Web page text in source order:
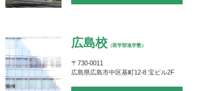
広島校 （医学部進学塾）
〒730-0011
広島県広島市中区基町12-8 宝ビル2F